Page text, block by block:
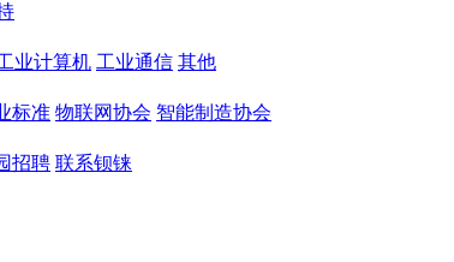
业计算机 工业通信 其他
标准 物联网协会 智能制造协会
招聘 联系钡铼